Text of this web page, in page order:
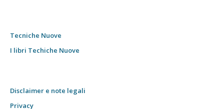
Tecniche Nuove
I libri Techiche Nuove
Disclaimer e note legali
Privacy